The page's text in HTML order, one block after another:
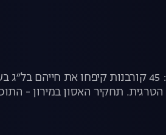
המקור, עונה 20, פרק 14: 45 קורבנות
תחקיר האסון במירון -